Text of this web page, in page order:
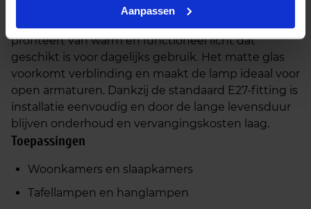
Aanpassen
Deze lamp biedt een aanzienlijke energiebesparing
ten opzichte van een 60W gloeilamp, terwijl je toch
profiteert van warm en functioneel licht dat
geschikt is voor dagelijks gebruik. Het matte glas
voorkomt verblinding en maakt de lamp ideaal voor
open armaturen. Dankzij de standaard E27‑fitting is
installatie eenvoudig en door de lange levensduur
blijven onderhoud en vervangingskosten laag.
Toepassingen
Woonkamers en slaapkamers
Tafellampen en hanglampen